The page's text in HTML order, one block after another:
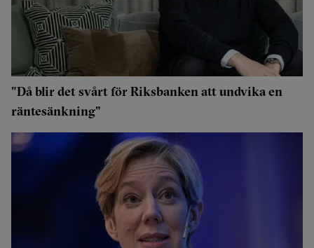
"Då blir det svårt för Riksbanken att undvika en
räntesänkning"